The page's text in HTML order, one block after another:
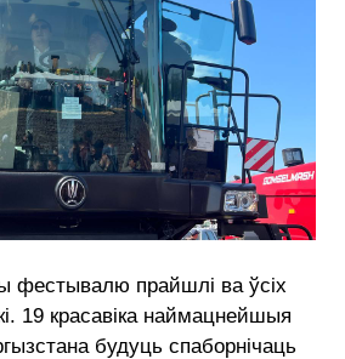
фестывалю прайшлі ва ўсіх
19 красавіка наймацнейшыя
будуць спаборнічаць